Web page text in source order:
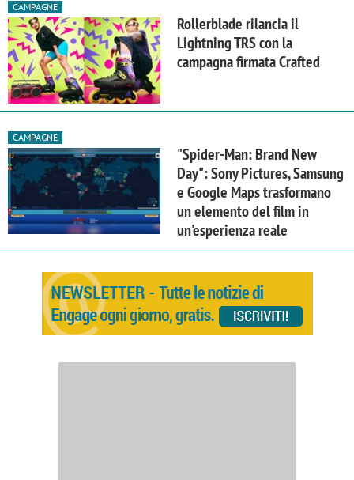
CAMPAGNE
Rollerblade rilancia il
Lightning TRS con la
campagna firmata Crafted
CAMPAGNE
"Spider-Man: Brand New
Day": Sony Pictures, Samsung
e Google Maps trasformano
un elemento del film in
un'esperienza reale